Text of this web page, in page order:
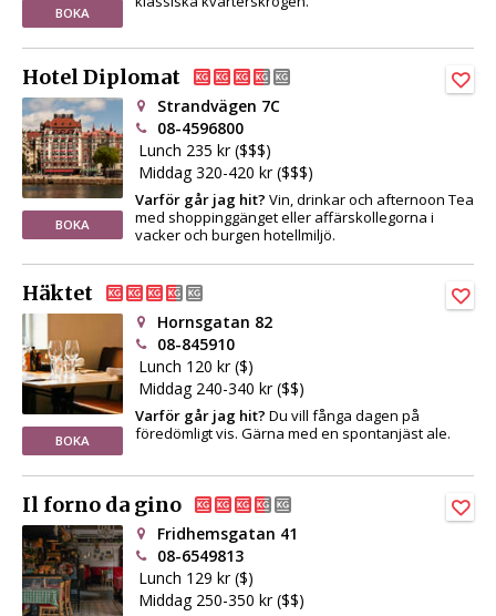
BOKA
Hotel Diplomat
BOKA
Strandvägen 7C
08-4596800
Lunch 235 kr ($$$)
Middag 320-420 kr ($$$)
Varför går jag hit? Vin, drinkar och afternoon Tea
med shoppinggänget eller affärskollegorna i
vacker och burgen hotellmiljö.
Häktet
BOKA
Hornsgatan 82
08-845910
Lunch 120 kr ($)
Middag 240-340 kr ($$)
Varför går jag hit? Du vill fånga dagen på
föredömligt vis. Gärna med en spontanjäst ale.
Il forno da gino
Fridhemsgatan 41
08-6549813
Lunch 129 kr ($)
Middag 250-350 kr ($$)